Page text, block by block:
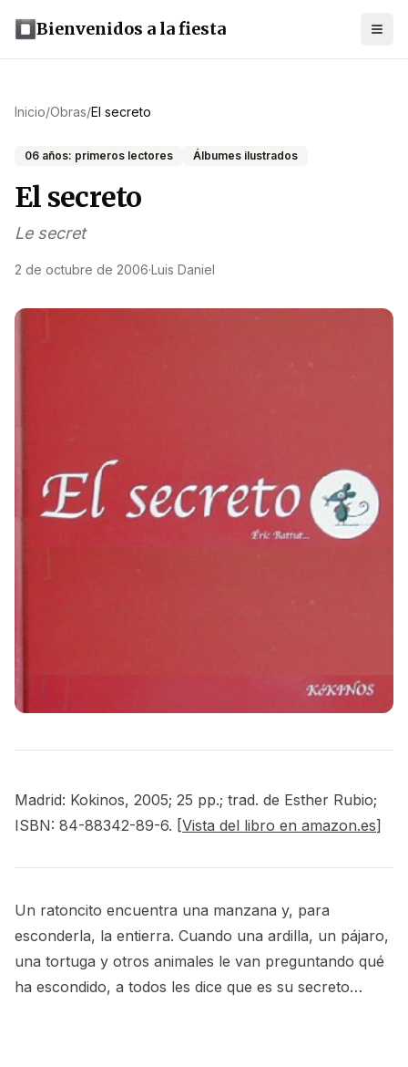
Bienvenidos a la fiesta
Inicio/Obras/El secreto
06 años: primeros lectores Álbumes ilustrados
El secreto
Le secret
2 de octubre de 2006·Luis Daniel
Madrid: Kokinos, 2005; 25 pp.; trad. de Esther Rubio;
ISBN: 84-88342-89-6. [Vista del libro en amazon.es]
Un ratoncito encuentra una manzana y, para
esconderla, la entierra. Cuando una ardilla, un pájaro,
una tortuga y otros animales le van preguntando qué
ha escondido, a todos les dice que es su secreto…